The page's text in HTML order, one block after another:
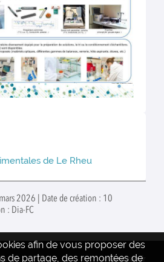
de Le Rheu
2026 | Date de création : 10
: Dia-FC
afin de vous proposer des
de partage, des remontées de
www.inrae.fr